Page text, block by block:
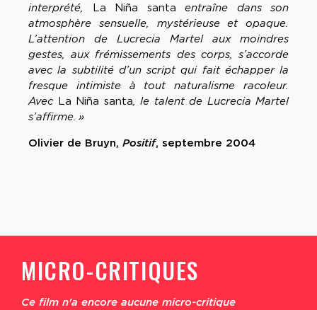
interprété,
La Niña santa entraîne dans son
atmosphère sensuelle, mystérieuse et opaque.
L’attention de Lucrecia Martel aux moindres
gestes, aux frémissements des corps, s’accorde
avec la subtilité d’un script qui fait échapper la
fresque intimiste à tout naturalisme racoleur.
Avec La Niña santa, le talent de Lucrecia Martel
s’affirme. »
Olivier de Bruyn, Positif, septembre 2004
MICRO-CRITIQUES
Ce film n'a encore aucune micro-critique